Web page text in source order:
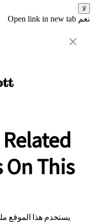
لا
نعم Open link in new tab
This
يستخدم هذا الموقع